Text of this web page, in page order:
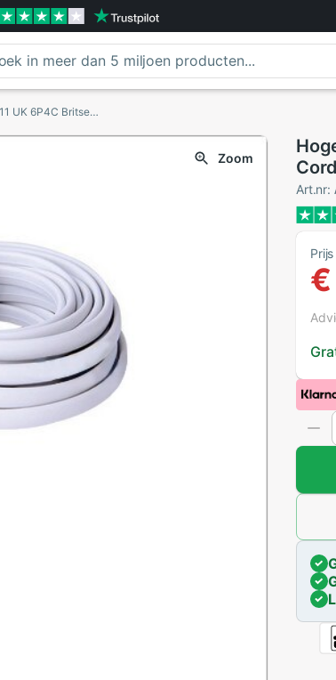
Hoge Snelheid 10FT 3 Meter RJ11 Telefoon Cord RJ11 UK 6P4C Britse Telefoon Telefoon ADSL Modem Line Kabel
Zoom
Art.nr:
Prijs